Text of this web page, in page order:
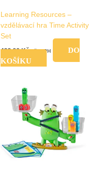
Learning Resources –
vzdělávací hra Time Activity
Set
499,00Kč vč. DPH
DO
KOŠÍKU